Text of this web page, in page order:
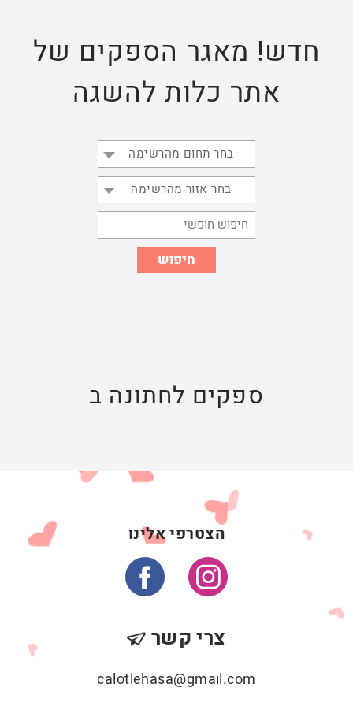
חדש! מאגר הספקים של
אתר כלות להשגה
בחר תחום מהרשימה
בחר אזור מהרשימה
חיפוש
ספקים לחתונה ב
הצטרפי אלינו
צרי קשר
calotlehasa@gmail.com